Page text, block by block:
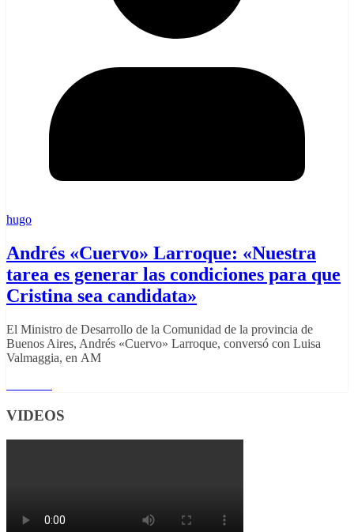
hugo
Andrés «Cuervo» Larroque: «Nuestra
tarea es generar las condiciones para que
Cristina sea candidata»
El Ministro de Desarrollo de la Comunidad de la provincia de
Buenos Aires, Andrés «Cuervo» Larroque, conversó con Luisa
Valmaggia, en AM
VIDEOS